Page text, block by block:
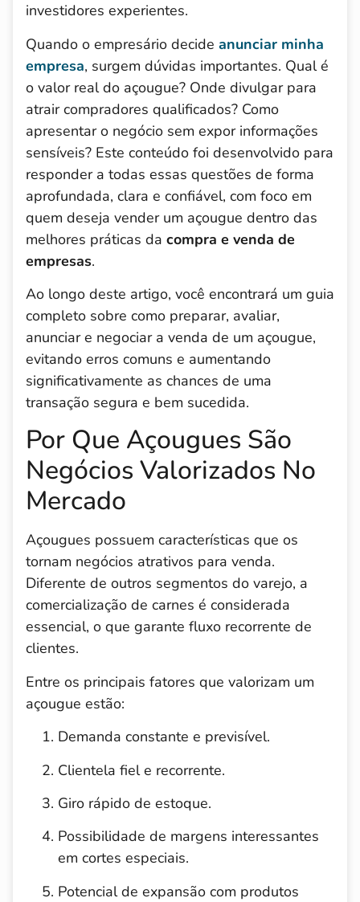
investidores experientes.
Quando o empresário decide anunciar minha
empresa, surgem dúvidas importantes. Qual é
o valor real do açougue? Onde divulgar para
atrair compradores qualificados? Como
apresentar o negócio sem expor informações
sensíveis? Este conteúdo foi desenvolvido para
responder a todas essas questões de forma
aprofundada, clara e confiável, com foco em
quem deseja vender um açougue dentro das
melhores práticas da compra e venda de
empresas.
Ao longo deste artigo, você encontrará um guia
completo sobre como preparar, avaliar,
anunciar e negociar a venda de um açougue,
evitando erros comuns e aumentando
significativamente as chances de uma
transação segura e bem sucedida.
Por Que Açougues São
Negócios Valorizados No
Mercado
Açougues possuem características que os
tornam negócios atrativos para venda.
Diferente de outros segmentos do varejo, a
comercialização de carnes é considerada
essencial, o que garante fluxo recorrente de
clientes.
Entre os principais fatores que valorizam um
açougue estão:
Demanda constante e previsível.
Clientela fiel e recorrente.
Giro rápido de estoque.
Possibilidade de margens interessantes
em cortes especiais.
Potencial de expansão com produtos